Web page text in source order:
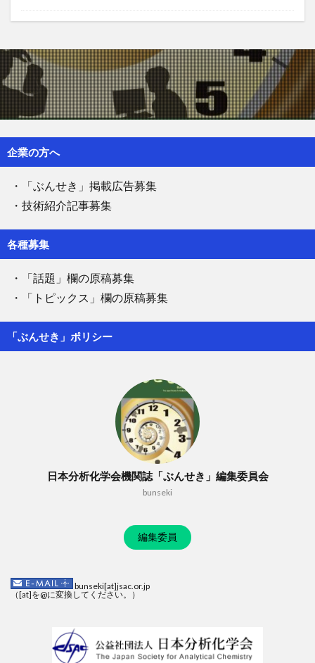
企業の方へ
・「ぶんせき」掲載広告募集
・技術紹介記事募集
各種募集
・「話題」欄の原稿募集
・「トピックス」欄の原稿募集
「ぶんせき」ポリシー
日本分析化学会機関誌「ぶんせき」編集委員会
bunseki
編集委員
bunseki[at]jsac.or.jp
（[at]を@に変換してください。）